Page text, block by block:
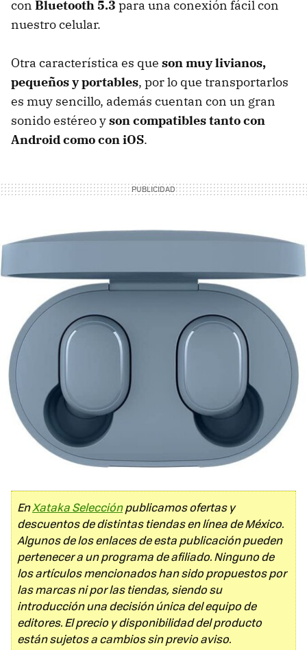
con Bluetooth 5.3 para una conexión fácil con
nuestro celular.
Otra característica es que son muy livianos,
pequeños y portables, por lo que transportarlos
es muy sencillo, además cuentan con un gran
sonido estéreo yson compatibles tanto con
Android como con iOS.
EnXataka Selecciónpublicamos ofertas y
descuentos de distintas tiendas en línea de México.
Algunos de los enlaces de esta publicación pueden
pertenecer a un programa de afiliado. Ninguno de
los artículos mencionados han sido propuestos por
las marcas ni por las tiendas, siendo su
introducción una decisión única del equipo de
editores. El precio y disponibilidad del producto
están sujetos a cambios sin previo aviso.